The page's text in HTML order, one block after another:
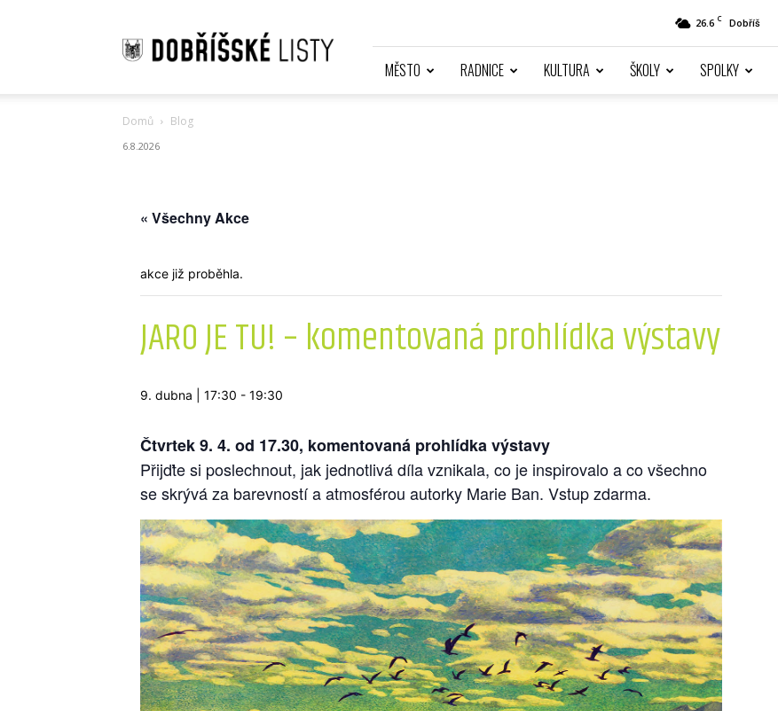
Online
26.6 C Dobříš
MĚSTO RADNICE KULTURA ŠKOLY SPOLKY
Domů Blog
6.8.2026
« Všechny Akce
akce již proběhla.
JARO JE TU! – komentovaná prohlídka výstavy
9. dubna | 17:30 - 19:30
Čtvrtek 9. 4. od 17.30, komentovaná prohlídka výstavy
Přijďte si poslechnout, jak jednotlivá díla vznikala, co je inspirovalo a co všechno
se skrývá za barevností a atmosférou autorky Marie Ban. Vstup zdarma.